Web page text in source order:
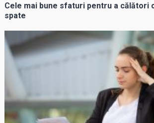
Cele mai bune sfaturi pentru a călători
spate